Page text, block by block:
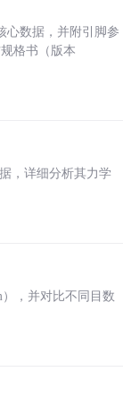
心数据，并附引脚参
格书（版本
，详细分析其力学
，并对比不同目数